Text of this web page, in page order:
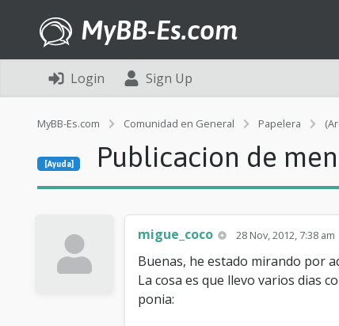
MyBB-Es.com
Login
Sign Up
MyBB-Es.com Comunidad en General Papelera
[Ayuda] Publicacion de
migue_coco 28 Nov, 2012, 7:38 am
Buenas, he estado mirando por
La cosa es que llevo varios dias
ponia: